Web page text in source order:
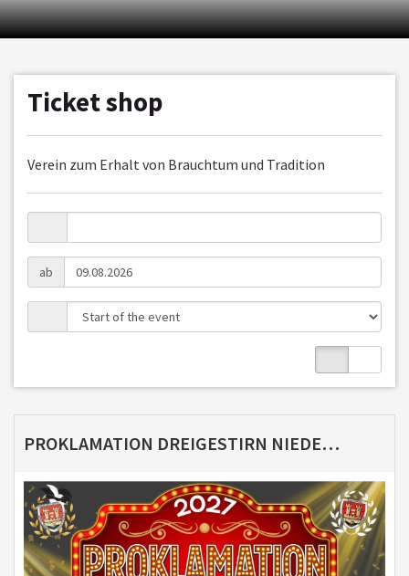
Ticket shop
Verein zum Erhalt von Brauchtum und Tradition
ab
PROKLAMATION DREIGESTIRN NIEDERKASSEL 2027